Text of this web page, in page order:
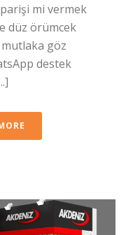
mi vermek
düz örümcek
göz
destek